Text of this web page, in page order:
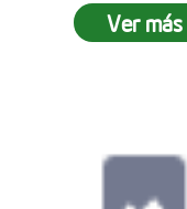
Ver más